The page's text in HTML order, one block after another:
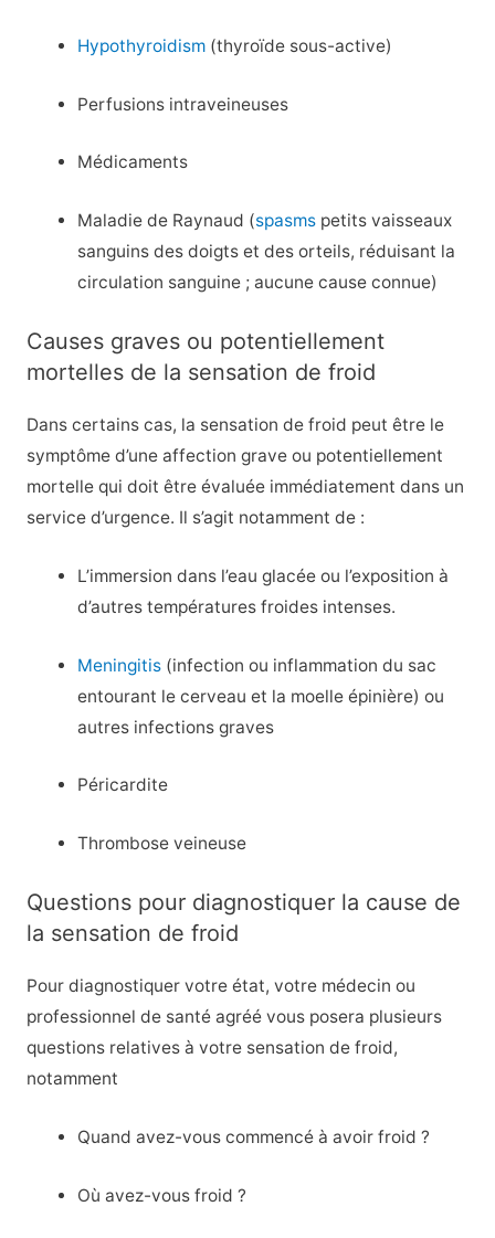
Hypothyroidism (thyroïde sous-active)
Perfusions intraveineuses
Médicaments
Maladie de Raynaud (spasms petits vaisseaux
sanguins des doigts et des orteils, réduisant la
circulation sanguine ; aucune cause connue)
Causes graves ou potentiellement
mortelles de la sensation de froid
Dans certains cas, la sensation de froid peut être le
symptôme d’une affection grave ou potentiellement
mortelle qui doit être évaluée immédiatement dans un
service d’urgence. Il s’agit notamment de :
L’immersion dans l’eau glacée ou l’exposition à
d’autres températures froides intenses.
Meningitis (infection ou inflammation du sac
entourant le cerveau et la moelle épinière) ou
autres infections graves
Péricardite
Thrombose veineuse
Questions pour diagnostiquer la cause de
la sensation de froid
Pour diagnostiquer votre état, votre médecin ou
professionnel de santé agréé vous posera plusieurs
questions relatives à votre sensation de froid,
notamment
Quand avez-vous commencé à avoir froid ?
Où avez-vous froid ?